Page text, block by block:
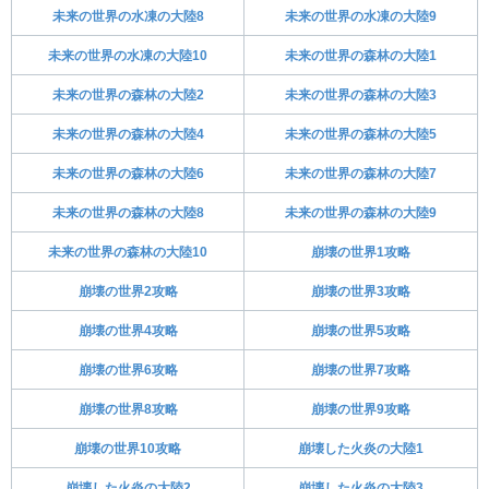
未来の世界の水凍の大陸8 未来の世界の水凍の大陸9
未来の世界の水凍の大陸10 未来の世界の森林の大陸1
未来の世界の森林の大陸2 未来の世界の森林の大陸3
未来の世界の森林の大陸4 未来の世界の森林の大陸5
未来の世界の森林の大陸6 未来の世界の森林の大陸7
未来の世界の森林の大陸8 未来の世界の森林の大陸9
未来の世界の森林の大陸10 崩壊の世界1攻略
崩壊の世界2攻略 崩壊の世界3攻略
崩壊の世界4攻略 崩壊の世界5攻略
崩壊の世界6攻略 崩壊の世界7攻略
崩壊の世界8攻略 崩壊の世界9攻略
崩壊の世界10攻略 崩壊した火炎の大陸1